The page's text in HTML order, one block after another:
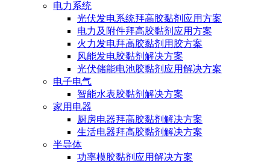
电力系统
光伏发电系统拜高胶黏剂应用方案
电力及附件拜高胶黏剂应用方案
火力发电拜高胶黏剂用胶方案
风能发电胶黏剂解决方案
光伏储能电池胶黏剂应用解决方案
电子电气
智能水表胶黏剂解决方案
家用电器
厨房电器拜高胶黏剂解决方案
生活电器拜高胶黏剂解决方案
半导体
功率模胶黏剂应用解决方案